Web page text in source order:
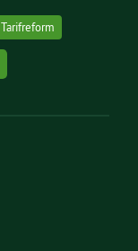
Tarifreform